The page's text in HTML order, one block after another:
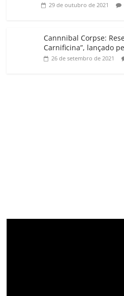
29 de outubro de 2021
Cannnibal Corpse:
Carnificina”, lançado
26 de setembro de 2021